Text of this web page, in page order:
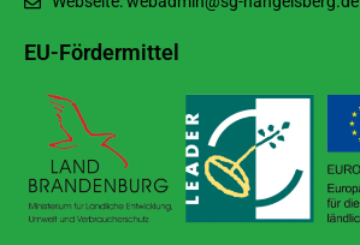
EU-Fördermittel